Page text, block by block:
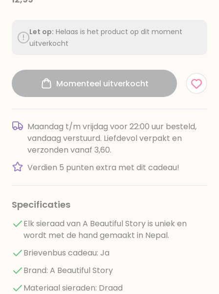
Let op: Helaas is het product op dit moment
uitverkocht
Momenteel uitverkocht
Maandag t/m vrijdag voor 22:00 uur besteld,
vandaag verstuurd. Liefdevol verpakt en
verzonden vanaf 3,60.
Verdien 5 punten extra met dit cadeau!
Specificaties
Elk sieraad van A Beautiful Story is uniek en
wordt met de hand gemaakt in Nepal.
Brievenbus cadeau: Ja
Brand: A Beautiful Story
Materiaal sieraden: Draad